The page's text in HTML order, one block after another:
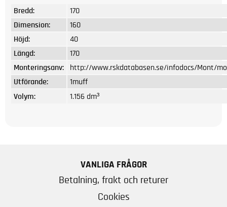
Bredd:
170
Dimension:
160
Höjd:
40
Längd:
170
Monteringsanv:
http://www.rskdatabasen.se/infodocs/Mont/
Utförande:
1muff
Volym:
1.156 dm³
VANLIGA FRÅGOR
Betalning, frakt och returer
Cookies